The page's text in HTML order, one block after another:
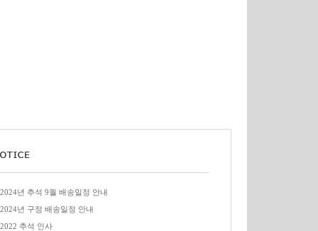
2024년 추석 9월 배송일정 안내
2024년 구정 배송일정 안내
2022 추석 인사